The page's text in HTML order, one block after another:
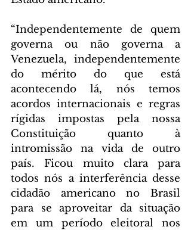
“Independentemente de quem
governa ou não governa a
Venezuela, independentemente
do mérito do que está
acontecendo lá, nós temos
acordos internacionais e regras
rígidas impostas pela nossa
Constituição quanto à
intromissão na vida de outro
país. Ficou muito clara para
todos nós a interferência desse
cidadão americano no Brasil
para se aproveitar da situação
em um período eleitoral nos